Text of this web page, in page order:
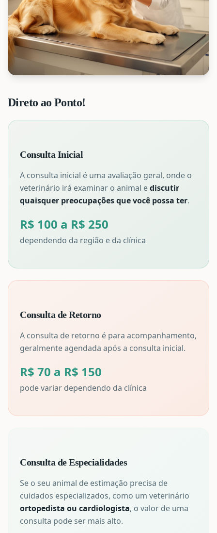
Direto ao Ponto!
Consulta Inicial
A consulta inicial é uma avaliação geral, onde o
veterinário irá examinar o animal ediscutir
quaisquer preocupações que você possa ter.
R$ 100 a R$ 250
dependendo da região e da clínica
Consulta de Retorno
A consulta de retorno é para acompanhamento,
geralmente agendada após a consulta inicial.
R$ 70 a R$ 150
pode variar dependendo da clínica
Consulta de Especialidades
Se o seu animal de estimação precisa de
cuidados especializados, como um veterinário
ortopedista ou cardiologista, o valor de uma
consulta pode ser mais alto.